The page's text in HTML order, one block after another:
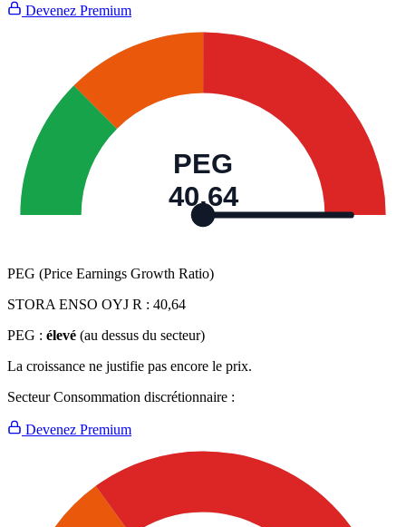
Devenez Premium
PEG
40,64
PEG (Price Earnings Growth Ratio)
STORA ENSO OYJ R : 40,64
PEG : élevé (au dessus du secteur)
La croissance ne justifie pas encore le prix.
Secteur Consommation discrétionnaire :
Devenez Premium